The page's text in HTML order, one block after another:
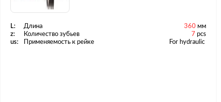
L: Длина 360 мм
z:
Количество зубьев 7 pcs
us:
Применяемость к рейке For hydraulic